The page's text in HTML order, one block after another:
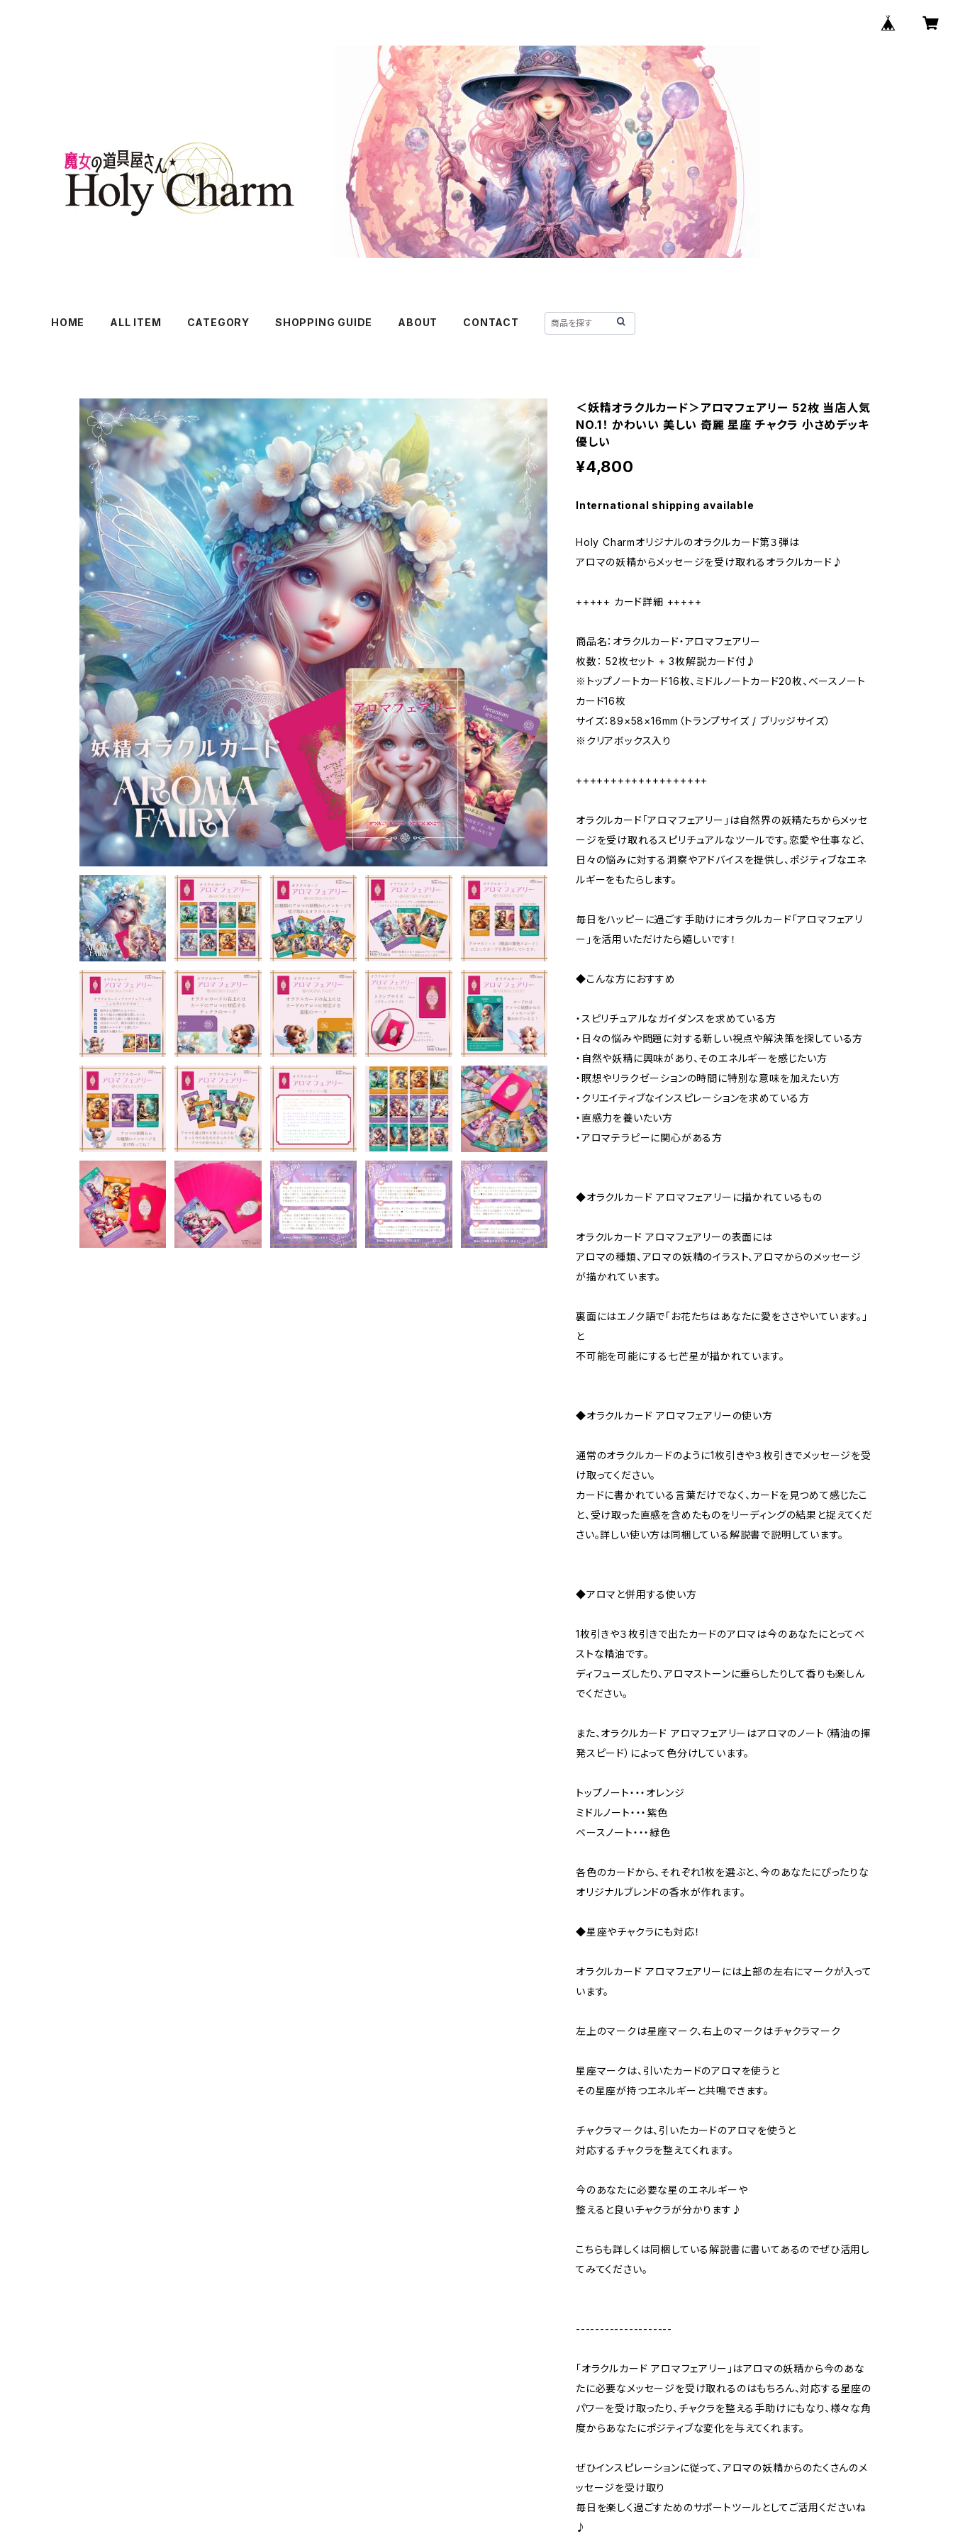
HOME ALL ITEM CATEGORY SHOPPING GUIDE ABOUT CONTACT
＜妖精オラクルカード＞アロマフェアリー 52枚 当店人気
NO.1！ かわいい 美しい 奇麗 星座 チャクラ 小さめデッキ
優しい
¥4,800
International shipping available
Holy Charmオリジナルのオラクルカード第３弾は
アロマの妖精からメッセージを受け取れるオラクルカード♪
+++++ カード詳細 +++++
商品名：オラクルカード・アロマフェアリー
枚数： 52枚セット + 3枚解説カード付♪
※トップノートカード16枚、ミドルノートカード20枚、ベースノート
カード16枚
サイズ：89×58×16mm（トランプサイズ / ブリッジサイズ）
※クリアボックス入り
+++++++++++++++++++
オラクルカード「アロマフェアリー」は自然界の妖精たちからメッセ
ージを受け取れるスピリチュアルなツールです。恋愛や仕事など、
日々の悩みに対する洞察やアドバイスを提供し、ポジティブなエネ
ルギーをもたらします。
毎日をハッピーに過ごす手助けにオラクルカード「アロマフェアリ
ー」を活用いただけたら嬉しいです！
◆こんな方におすすめ
・スピリチュアルなガイダンスを求めている方
・日々の悩みや問題に対する新しい視点や解決策を探している方
・自然や妖精に興味があり、そのエネルギーを感じたい方
・瞑想やリラクゼーションの時間に特別な意味を加えたい方
・クリエイティブなインスピレーションを求めている方
・直感力を養いたい方
・アロマテラピーに関心がある方
◆オラクルカード アロマフェアリーに描かれているもの
オラクルカード アロマフェアリーの表面には
アロマの種類、アロマの妖精のイラスト、アロマからのメッセージ
が描かれています。
裏面にはエノク語で「お花たちはあなたに愛をささやいています。」
と
不可能を可能にする七芒星が描かれています。
◆オラクルカード アロマフェアリーの使い方
通常のオラクルカードのように1枚引きや３枚引きでメッセージを受
け取ってください。
カードに書かれている言葉だけでなく、カードを見つめて感じたこ
と、受け取った直感を含めたものをリーディングの結果と捉えてくだ
さい。詳しい使い方は同梱している解説書で説明しています。
◆アロマと併用する使い方
1枚引きや３枚引きで出たカードのアロマは今のあなたにとってベ
ストな精油です。
ディフューズしたり、アロマストーンに垂らしたりして香りも楽しん
でください。
また、オラクルカード アロマフェアリーはアロマのノート（精油の揮
発スピード）によって色分けしています。
トップノート・・・オレンジ
ミドルノート・・・紫色
ベースノート・・・緑色
各色のカードから、それぞれ1枚を選ぶと、今のあなたにぴったりな
オリジナルブレンドの香水が作れます。
◆星座やチャクラにも対応！
オラクルカード アロマフェアリーには上部の左右にマークが入って
います。
左上のマークは星座マーク、右上のマークはチャクラマーク
星座マークは、引いたカードのアロマを使うと
その星座が持つエネルギーと共鳴できます。
チャクラマークは、引いたカードのアロマを使うと
対応するチャクラを整えてくれます。
今のあなたに必要な星のエネルギーや
整えると良いチャクラが分かります♪
こちらも詳しくは同梱している解説書に書いてあるのでぜひ活用し
てみてください。
--------------------
「オラクルカード アロマフェアリー」はアロマの妖精から今のあな
たに必要なメッセージを受け取れるのはもちろん、対応する星座の
パワーを受け取ったり、チャクラを整える手助けにもなり、様々な角
度からあなたにポジティブな変化を与えてくれます。
ぜひインスピレーションに従って、アロマの妖精からのたくさんのメ
ッセージを受け取り
毎日を楽しく過ごすためのサポートツールとしてご活用くださいね
♪